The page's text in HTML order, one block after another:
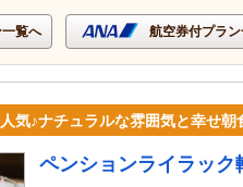
覧へ 航空券付プラ
気♪ナチュラルな雰囲気と幸せ朝
ペンションライラック